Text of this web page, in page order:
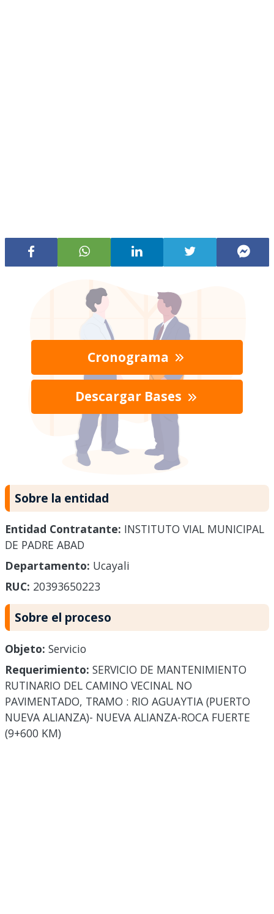
Cronograma
Descargar Bases
Sobre la entidad
Entidad Contratante: INSTITUTO VIAL MUNICIPAL
DE PADRE ABAD
Departamento: Ucayali
RUC: 20393650223
Sobre el proceso
Objeto: Servicio
Requerimiento: SERVICIO DE MANTENIMIENTO
RUTINARIO DEL CAMINO VECINAL NO
PAVIMENTADO, TRAMO : RIO AGUAYTIA (PUERTO
NUEVA ALIANZA)- NUEVA ALIANZA-ROCA FUERTE
(9+600 KM)